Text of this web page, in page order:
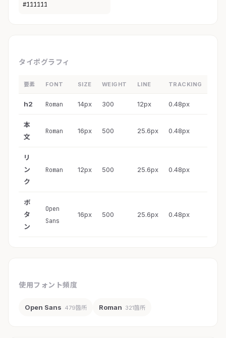
#111111
タイポグラフィ
要素 FONT SIZE WEIGHT LINE TRACKING
h2 Roman 14px 300 12px 0.48px
本
文
Roman 16px 500 25.6px 0.48px
リ
ン
ク
Roman 12px 500 25.6px 0.48px
ボ
タ
ン
Open
Sans
16px 500 25.6px 0.48px
使用フォント頻度
Open Sans 479箇所 Roman 321箇所